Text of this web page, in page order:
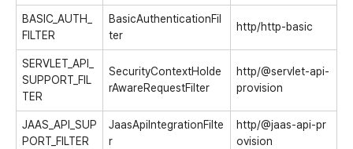
BASIC_AUTH_
FILTER
BasicAuthenticationFil
ter
http/http-basic
SERVLET_API_
SUPPORT_FIL
TER
SecurityContextHolde
rAwareRequestFilter
http/@servlet-api-
provision
JAAS_API_SUP
PORT_FILTER
JaasApiIntegrationFilte
r
http/@jaas-api-pr
ovision